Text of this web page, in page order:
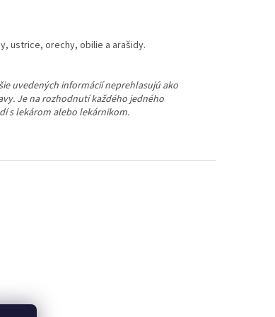
ustrice, orechy, obilie a arašidy.
uvedených informácií neprehlasujú ako
Je na rozhodnutí každého jedného
s lekárom alebo lekárnikom.